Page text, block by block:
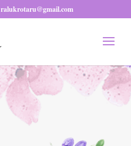
ralukrotaru@gmail.com